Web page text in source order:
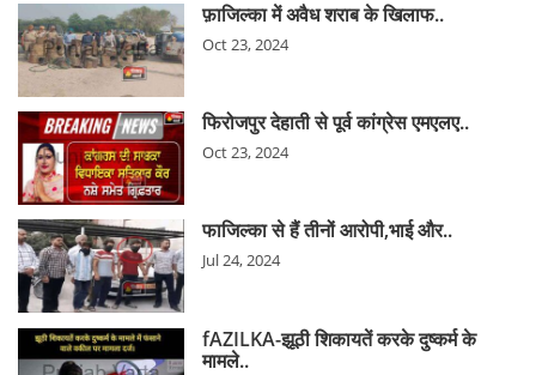
फ़ाजिल्का में अवैध शराब के खिलाफ..
Oct 23, 2024
फिरोजपुर देहाती से पूर्व कांग्रेस एमएलए..
Oct 23, 2024
फाजिल्का से हैं तीनों आरोपी,भाई और..
Jul 24, 2024
fAZILKA-झूठी शिकायतें करके दुष्कर्म के
मामले..